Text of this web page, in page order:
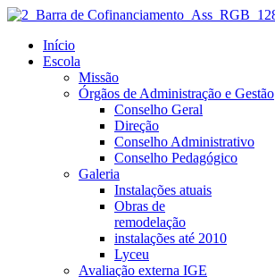
Início
Escola
Missão
Órgãos de Administração e Gestão
Conselho Geral
Direção
Conselho Administrativo
Conselho Pedagógico
Galeria
Instalações atuais
Obras de
remodelação
instalações até 2010
Lyceu
Avaliação externa IGE